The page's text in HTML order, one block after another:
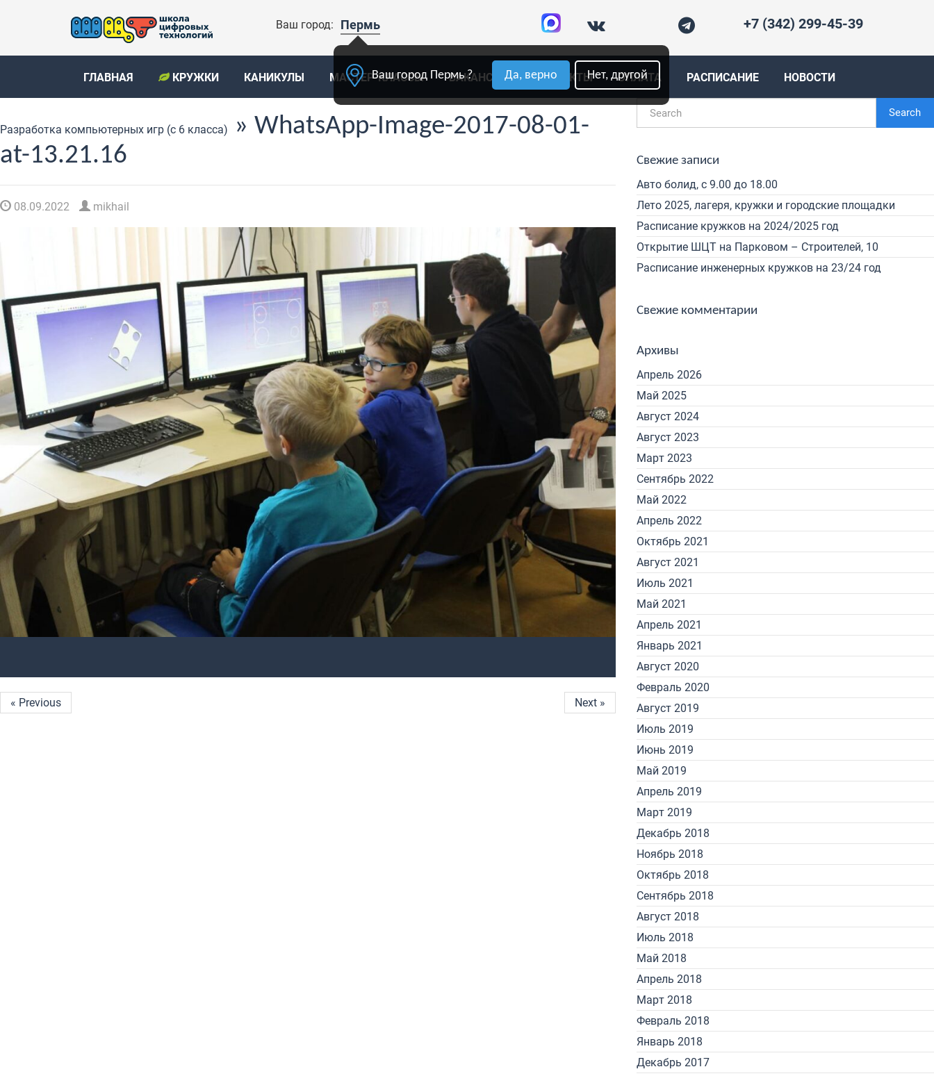
Ваш город: Пермь
Ваш город Пермь ? Да, верно Нет, другой
+7 (342) 299-45-39
ГЛАВНАЯ КРУЖКИ КАНИКУЛЫ МАСТЕР-КЛАССЫ ВАКАНСИИ КОНТАКТЫ ОПЛАТА РАСПИСАНИЕ НОВОСТИ
Разработка компьютерных игр (с 6 класса)
» WhatsApp-Image-2017-08-01-
at-13.21.16
08.09.2022 mikhail
« Previous Next »
Search
Свежие записи
Авто болид, с 9.00 до 18.00
Лето 2025, лагеря, кружки и городские площадки
Расписание кружков на 2024/2025 год
Открытие ШЦТ на Парковом – Строителей, 10
Расписание инженерных кружков на 23/24 год
Свежие комментарии
Архивы
Апрель 2026
Май 2025
Август 2024
Август 2023
Март 2023
Сентябрь 2022
Май 2022
Апрель 2022
Октябрь 2021
Август 2021
Июль 2021
Май 2021
Апрель 2021
Январь 2021
Август 2020
Февраль 2020
Август 2019
Июль 2019
Июнь 2019
Май 2019
Апрель 2019
Март 2019
Декабрь 2018
Ноябрь 2018
Октябрь 2018
Сентябрь 2018
Август 2018
Июль 2018
Май 2018
Апрель 2018
Март 2018
Февраль 2018
Январь 2018
Декабрь 2017